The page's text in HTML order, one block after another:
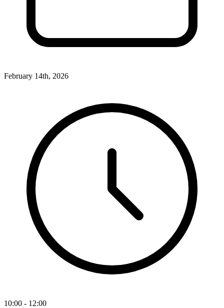
February 14th, 2026
10:00 - 12:00